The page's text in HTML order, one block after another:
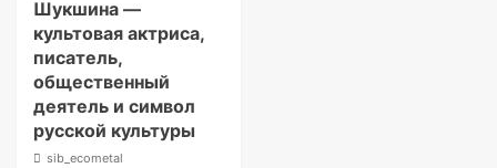
Шукшина —
культовая актриса,
писатель,
общественный
деятель и символ
русской культуры
sib_ecometal